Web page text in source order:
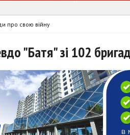
про свою війну
"Батя" зі 102